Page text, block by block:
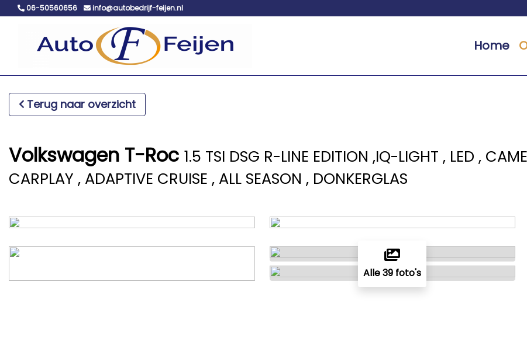
06-50560656 info@autobedrijf-feijen.nl
Home
Terug naar overzicht
Volkswagen T-Roc 1.5 TSI DSG R-LINE EDITION ,IQ-LIGHT , LED ,
CARPLAY , ADAPTIVE CRUISE , ALL SEASON , DONKERGLAS
Alle 39 foto's